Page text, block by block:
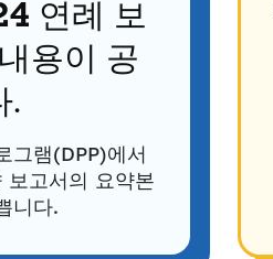
연례 보
용이 공
.
그램(DPP)에서
고서의 요약본
니다.